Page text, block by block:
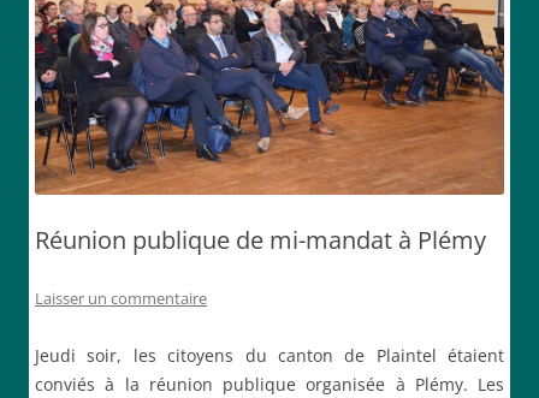
Réunion publique de mi-mandat à Plémy
Laisser un commentaire
Jeudi soir, les citoyens du canton de Plaintel étaient
conviés à la réunion publique organisée à Plémy. Les